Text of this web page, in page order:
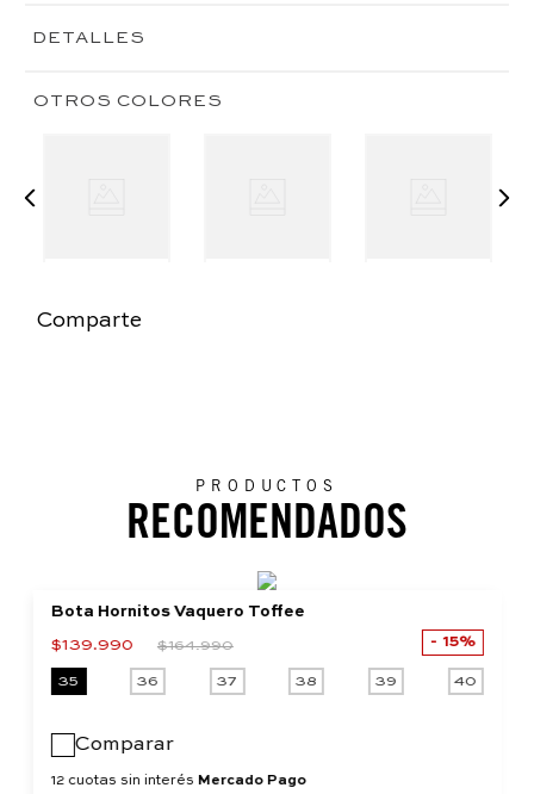
DETALLES
OTROS COLORES
Comparte
PRODUCTOS
RECOMENDADOS
Bota Hornitos Vaquero Toffee
$139.990 $164.990 15%
35 36 37 38 39 40
Comparar
12 cuotas sin interés Mercado Pago